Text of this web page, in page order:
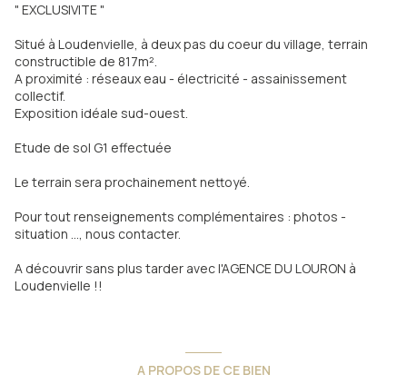
" EXCLUSIVITE "
Situé à Loudenvielle, à deux pas du coeur du village, terrain
constructible de 817m².
A proximité : réseaux eau - électricité - assainissement
collectif.
Exposition idéale sud-ouest.
Etude de sol G1 effectuée
Le terrain sera prochainement nettoyé.
Pour tout renseignements complémentaires : photos -
situation ..., nous contacter.
A découvrir sans plus tarder avec l'AGENCE DU LOURON à
Loudenvielle !!
A PROPOS DE CE BIEN